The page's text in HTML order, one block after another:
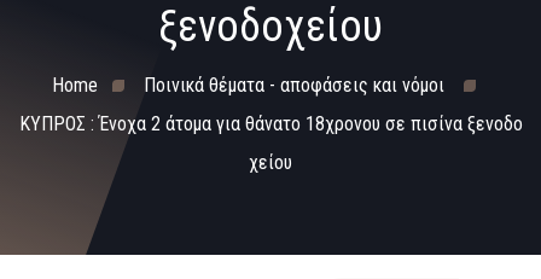
ξενοδοχείου
Home
Ποινικά θέματα - αποφάσεις και νόμοι
ΚΥΠΡΟΣ : Ένοχα 2 άτομα για θάνατο 18χρονου σε πισίνα ξενοδο
χείου